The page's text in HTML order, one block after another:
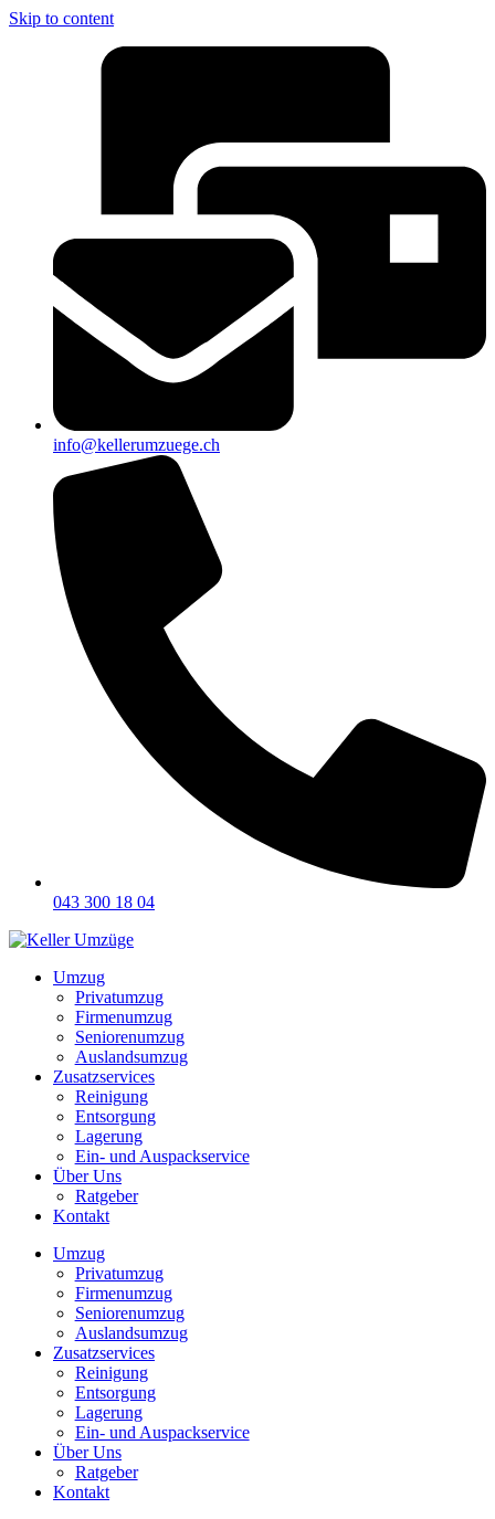
Skip to content
info@kellerumzuege.ch
043 300 18 04
Umzug
Privatumzug
Firmenumzug
Seniorenumzug
Auslandsumzug
Zusatzservices
Reinigung
Entsorgung
Lagerung
Ein- und Auspackservice
Über Uns
Ratgeber
Kontakt
Umzug
Privatumzug
Firmenumzug
Seniorenumzug
Auslandsumzug
Zusatzservices
Reinigung
Entsorgung
Lagerung
Ein- und Auspackservice
Über Uns
Ratgeber
Kontakt